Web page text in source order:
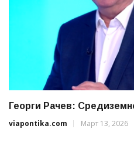
Георги Рачев:
viapontika.com
Март 13, 2026